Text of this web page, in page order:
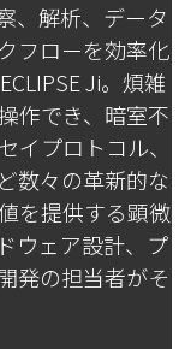
、解析、データ
フローを効率化
Ji。煩雑
作でき、暗室不
イプロトコル、
数々の革新的な
を提供する顕微
ウェア設計、プ
発の担当者がそ